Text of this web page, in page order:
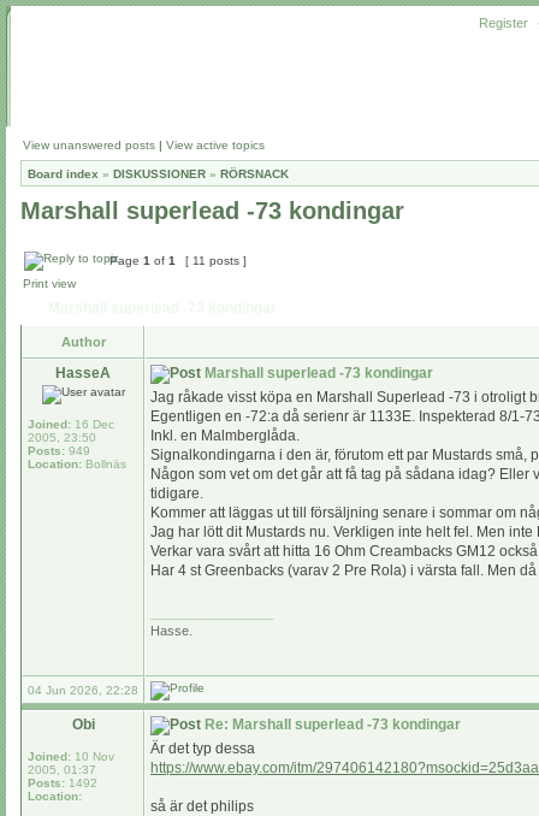
Register
View unanswered posts | View active topics
Board index » DISKUSSIONER » RÖRSNACK
Marshall superlead -73 kondingar
Page 1 of 1
[ 11 posts ]
Print view
Author
HasseA
Joined: 16 Dec
2005, 23:50
Posts: 949
Location: Bollnäs
Marshall superlead -73 kondingar
Jag råkade visst köpa en Marshall Superlead -73 i otroligt
Egentligen en -72:a då serienr är 1133E. Inspekterad 8/1-
Inkl. en Malmberglåda.
Signalkondingarna i den är, förutom ett par Mustards små,
Någon som vet om det går att få tag på sådana idag?
tidigare.
Kommer att läggas ut till försäljning senare i sommar om
Jag har lött dit Mustards nu. Verkligen inte helt fel. Men
Verkar vara svårt att hitta 16 Ohm Creambacks GM12
Har 4 st Greenbacks (varav 2 Pre Rola) i värsta fall. Men
Hasse.
04 Jun 2026, 22:28
Obi
Joined: 10 Nov
2005, 01:37
Posts: 1492
Location:
Re: Marshall superlead -73 kondingar
Är det typ dessa
https://www.ebay.com/itm/
så är det philips